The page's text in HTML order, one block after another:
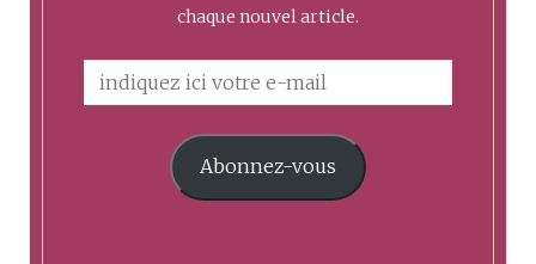
chaque nouvel article.
Abonnez-vous